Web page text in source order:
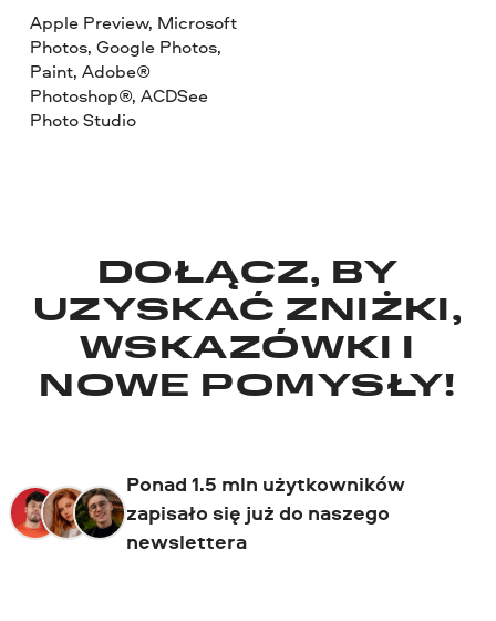
Apple Preview, Microsoft
Photos, Google Photos,
Paint, Adobe®
Photoshop®, ACDSee
Photo Studio
DOŁĄCZ, BY
UZYSKAĆ ZNIŻKI,
WSKAZÓWKI I
NOWE POMYSŁY!
Ponad 1.5 mln użytkowników
zapisało się już do naszego
newslettera